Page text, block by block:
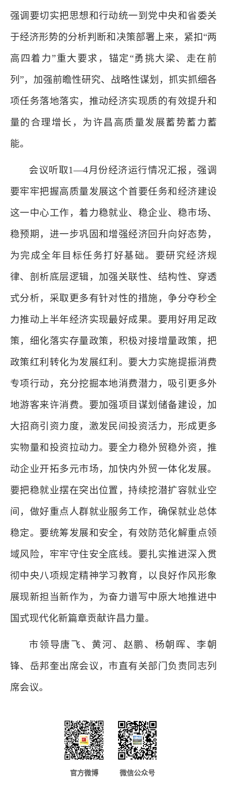
强调要切实把思想和行动统一到党中央和省委关
于经济形势的分析判断和决策部署上来，紧扣“两
高四着力”重大要求，锚定“勇挑大梁、走在前
列”，加强前瞻性研究、战略性谋划，抓实抓细各
项任务落地落实，推动经济实现质的有效提升和
量的合理增长，为许昌高质量发展蓄势蓄力蓄
能。
会议听取1—4月份经济运行情况汇报，强调
要牢牢把握高质量发展这个首要任务和经济建设
这一中心工作，着力稳就业、稳企业、稳市场、
稳预期，进一步巩固和增强经济回升向好态势，
为完成全年目标任务打好基础。要研究经济规
律、剖析底层逻辑，加强关联性、结构性、穿透
式分析，采取更多有针对性的措施，争分夺秒全
力推动上半年经济实现最好成果。要用好用足政
策，细化落实存量政策，积极对接增量政策，把
政策红利转化为发展红利。要大力实施提振消费
专项行动，充分挖掘本地消费潜力，吸引更多外
地游客来许消费。要加强项目谋划储备建设，加
大招商引资力度，激发民间投资活力，形成更多
实物量和投资拉动力。要全力稳外贸稳外资，推
动企业开拓多元市场，加快内外贸一体化发展。
要把稳就业摆在突出位置，持续挖潜扩容就业空
间，做好重点人群就业服务工作，确保就业总体
稳定。要统筹发展和安全，有效防范化解重点领
域风险，牢牢守住安全底线。要扎实推进深入贯
彻中央八项规定精神学习教育，以良好作风形象
展现新担当新作为，为奋力谱写中原大地推进中
国式现代化新篇章贡献许昌力量。
市领导唐飞、黄河、赵鹏、杨朝晖、李朝
锋、岳邦奎出席会议，市直有关部门负责同志列
席会议。
官方微博 微信公众号